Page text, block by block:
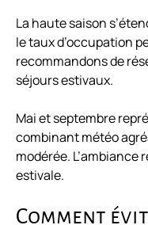
La haute saison
le taux d’occupation
recommandons de
séjours estivaux.
Mai et septembre
combinant météo
modérée.
estivale.
Comment